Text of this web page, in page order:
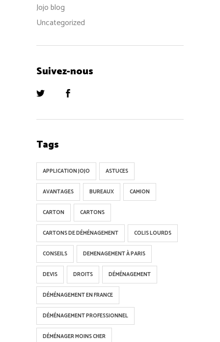
Jojo blog
Uncategorized
Suivez-nous
Tags
APPLICATION JOJO ASTUCES
AVANTAGES BUREAUX CAMION
CARTON CARTONS
CARTONS DE DÉMÉNAGEMENT COLIS LOURDS
CONSEILS DEMENAGEMENT À PARIS
DEVIS DROITS DÉMÉNAGEMENT
DÉMÉNAGEMENT EN FRANCE
DÉMÉNAGEMENT PROFESSIONNEL
DÉMÉNAGER MOINS CHER